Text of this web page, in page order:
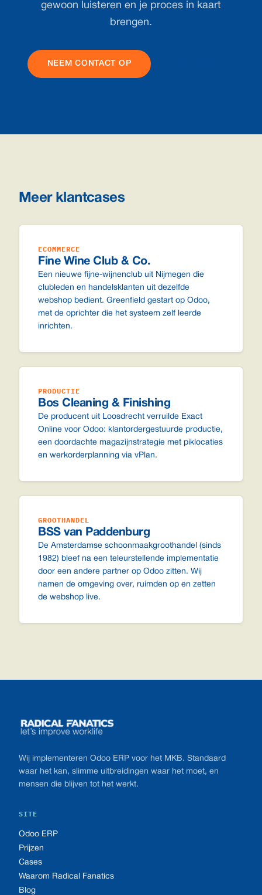
gewoon luisteren en je proces in kaart
brengen.
NEEM CONTACT OP
Meer klantcases
ECOMMERCE
Fine Wine Club & Co.
Een nieuwe fijne-wijnenclub uit Nijmegen die
clubleden en handelsklanten uit dezelfde
webshop bedient. Greenfield gestart op Odoo,
met de oprichter die het systeem zelf leerde
inrichten.
PRODUCTIE
Bos Cleaning & Finishing
De producent uit Loosdrecht verruilde Exact
Online voor Odoo: klantordergestuurde productie,
een doordachte magazijnstrategie met piklocaties
en werkorderplanning via vPlan.
GROOTHANDEL
BSS van Paddenburg
De Amsterdamse schoonmaakgroothandel (sinds
1982) bleef na een teleurstellende implementatie
door een andere partner op Odoo zitten. Wij
namen de omgeving over, ruimden op en zetten
de webshop live.
Wij implementeren Odoo ERP voor het MKB. Standaard
waar het kan, slimme uitbreidingen waar het moet, en
mensen die blijven tot het werkt.
SITE
Odoo ERP
Prijzen
Cases
Waarom Radical Fanatics
Blog